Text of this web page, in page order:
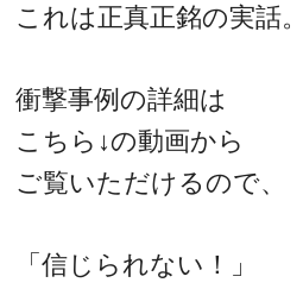
これは正真正銘の実話。
衝撃事例の詳細は
こちら↓の動画から
ご覧いただけるので、
「信じられない！」